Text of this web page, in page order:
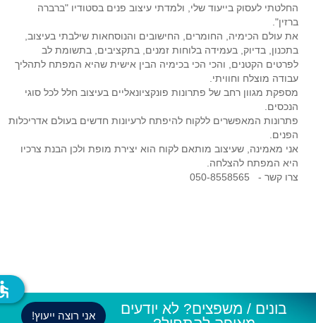
החלטתי לעסוק בייעוד שלי, ולמדתי עיצוב פנים בסטודיו "ברברה
ברזין".
את עולם הכימיה, החומרים, החישובים והנוסחאות שילבתי בעיצוב,
בתכנון, בדיוק, בעמידה בלוחות זמנים, בתקציבים, בתשומת לב
לפרטים הקטנים, והכי הכי בכימיה הבין אישית שהיא המפתח לתהליך
עבודה מוצלח וחוויתי.
מספקת מגוון רחב של פתרונות פונקציונאליים בעיצוב חלל לכל סוגי
הנכסים.
פתרונות המאפשרים ללקוח להיפתח לרעיונות חדשים בעולם אדריכלות
הפנים.
אני מאמינה, שעיצוב מותאם לקוח הוא יצירת מופת ולכן הבנת צרכיו
היא המפתח להצלחה.
צרו קשר - 050-8558565
בונים / משפצים? לא יודעים
אני רוצה ייעוץ!